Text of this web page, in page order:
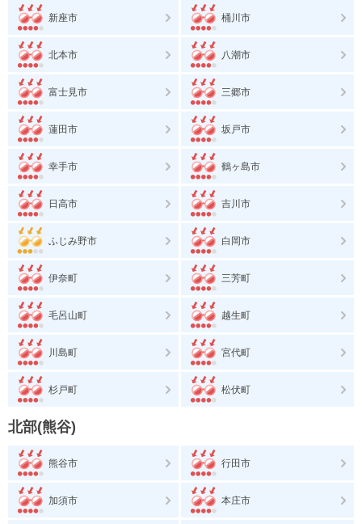
新座市 桶川市
北本市 八潮市
富士見市 三郷市
蓮田市 坂戸市
幸手市 鶴ヶ島市
日高市 吉川市
ふじみ野市 白岡市
伊奈町 三芳町
毛呂山町 越生町
川島町 宮代町
杉戸町 松伏町
北部(熊谷)
熊谷市 行田市
加須市 本庄市